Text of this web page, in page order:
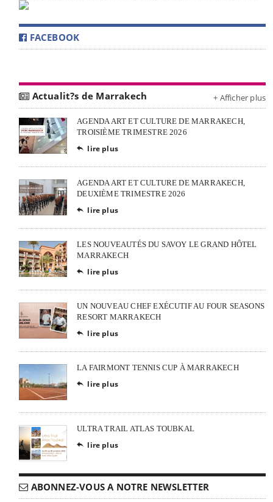
FACEBOOK
Actualit?s de Marrakech + Afficher plus
AGENDA ART ET CULTURE DE MARRAKECH,
TROISIÈME TRIMESTRE 2026
 lire plus
AGENDA ART ET CULTURE DE MARRAKECH,
DEUXIÈME TRIMESTRE 2026
 lire plus
LES NOUVEAUTÉS DU SAVOY LE GRAND HÔTEL
MARRAKECH
 lire plus
UN NOUVEAU CHEF EXÉCUTIF AU FOUR SEASONS
RESORT MARRAKECH
 lire plus
LA FAIRMONT TENNIS CUP À MARRAKECH
 lire plus
ULTRA TRAIL ATLAS TOUBKAL
 lire plus
ABONNEZ-VOUS A NOTRE NEWSLETTER